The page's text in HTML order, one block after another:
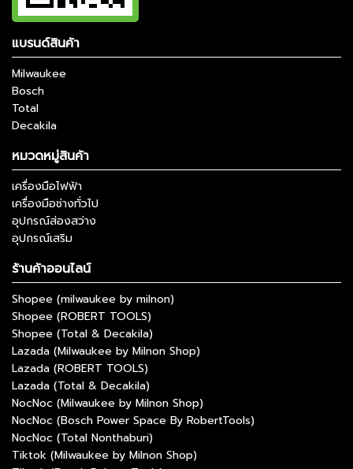
แบรนด์สินค้า
Milwaukee
Bosch
Total
Decakila
หมวดหมู่สินค้า
เครื่องมือไฟฟ้า
เครื่องมือช่างทั่วไป
อุปกรณ์ส่องสว่าง
อุปกรณ์เสริม
ร้านค้าออนไลน์
Shopee (milwaukee by milnon)
Shopee (ROBERT TOOLS)
Shopee (Total & Decakila)
Lazada (Milwaukee by Milnon Shop)
Lazada (ROBERT TOOLS)
Lazada (Total & Decakila)
NocNoc (Milwaukee by Milnon Shop)
NocNoc (Bosch Power Space By RobertTools)
NocNoc (Total Nonthaburi)
Tiktok (Milwaukee by Milnon Shop)